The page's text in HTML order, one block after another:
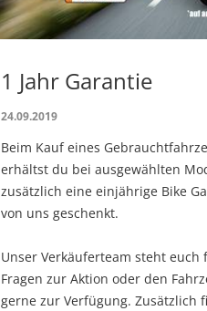
1 Jahr Garantie
24.09.2019
Beim Kauf eines
erhältst du bei ausgewählten
zusätzlich eine einjährige Bike
von uns geschenkt.
Unser Verkäuferteam steht euch
Fragen zur Aktion oder den
gerne zur Verfügung. Zusätzlich